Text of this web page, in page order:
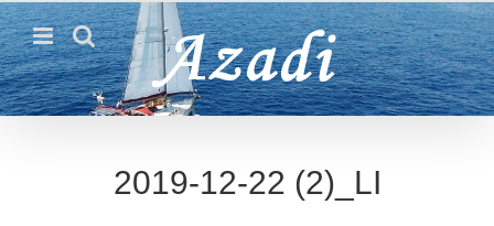
Passer
au
contenu
2019-12-22 (2)_LI